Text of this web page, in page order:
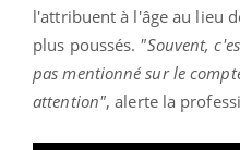
l'attribuent à l'âge au lieu
plus poussés. "Souvent,
pas mentionné sur le
attention", alerte la